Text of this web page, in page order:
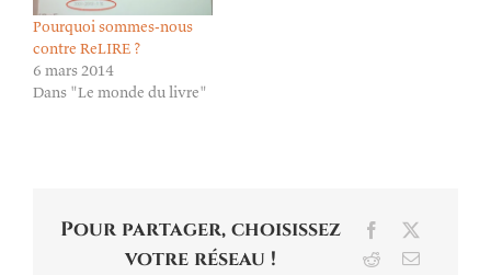
Pourquoi sommes-nous
contre ReLIRE ?
6 mars 2014
Dans "Le monde du livre"
Pour partager, choisissez
votre réseau !
Facebook
RedditEmail